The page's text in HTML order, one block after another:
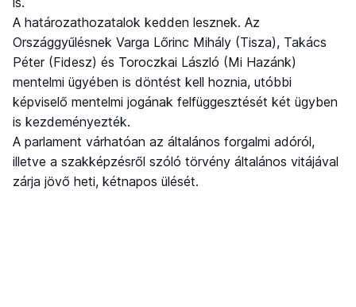
A határozathozatalok kedden lesznek. Az
Országgyűlésnek Varga Lőrinc Mihály (Tisza), Takács
Péter (Fidesz) és Toroczkai László (Mi Hazánk)
mentelmi ügyében is döntést kell hoznia, utóbbi
képviselő mentelmi jogának felfüggesztését két ügyben
is kezdeményezték.
A parlament várhatóan az általános forgalmi adóról,
illetve a szakképzésről szóló törvény általános vitájával
zárja jövő heti, kétnapos ülését.